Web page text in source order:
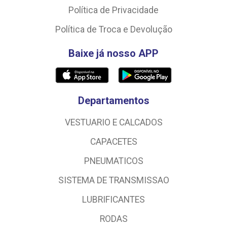
Política de Privacidade
Política de Troca e Devolução
Baixe já nosso APP
Departamentos
VESTUARIO E CALCADOS
CAPACETES
PNEUMATICOS
SISTEMA DE TRANSMISSAO
LUBRIFICANTES
RODAS